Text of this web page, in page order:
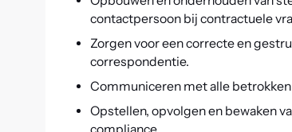
contactpersoon bij contractuele
Zorgen voor een correcte en
correspondentie.
Communiceren met alle
Opstellen, opvolgen en bewaken